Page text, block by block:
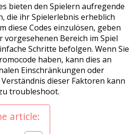
bieten den Spielern aufregende
die ihr Spielerlebnis erheblich
diese Codes einzulösen, geben
vorgesehenen Bereich im Spiel
Schritte befolgen. Wenn Sie
haben, kann dies an
Einschränkungen oder
dieser Faktoren kann
troubleshoot.
article: